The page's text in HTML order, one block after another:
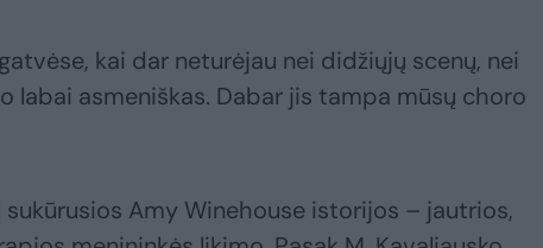
kai dar neturėjau nei didžiųjų scenų, nei
labai asmeniškas. Dabar jis tampa mūsų choro
Amy Winehouse istorijos – jautrios,